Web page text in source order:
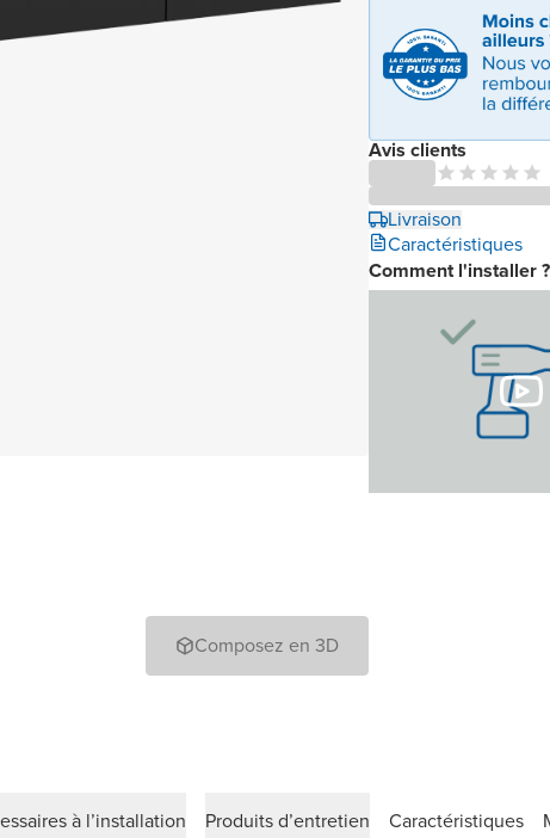
Composez en 3D
Avis clients
Livraison
Caractéristiques
Comment l'installer ?
à l’installation Produits d’entretien Caractéristiques